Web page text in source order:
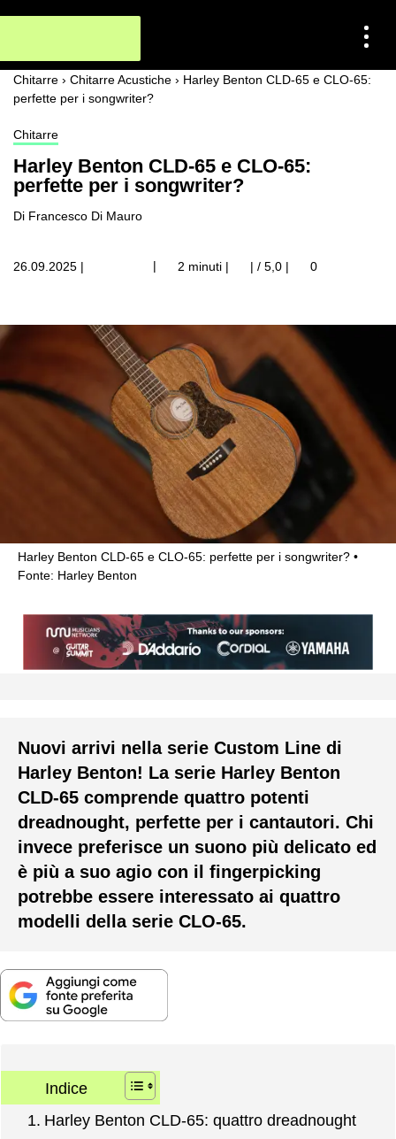
Chitarre › Chitarre Acustiche › Harley Benton CLD-65 e CLO-65:
perfette per i songwriter?
Chitarre
Harley Benton CLD-65 e CLO-65:
perfette per i songwriter?
Di Francesco Di Mauro
26.09.2025 | | 2 minuti | | / 5,0 | 0
Harley Benton CLD-65 e CLO-65: perfette per i songwriter?
Fonte: Harley Benton
Nuovi arrivi nella serie Custom Line di
Harley Benton! La serie Harley Benton
CLD-65 comprende quattro potenti
dreadnought, perfette per i cantautori. Chi
invece preferisce un suono più delicato ed
è più a suo agio con il fingerpicking
potrebbe essere interessato ai quattro
modelli della serie CLO-65.
Indice
Harley Benton CLD-65: quattro dreadnought